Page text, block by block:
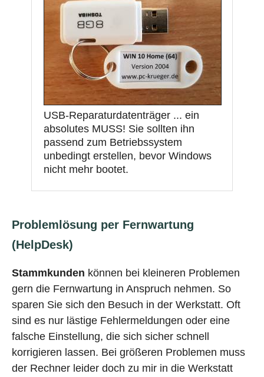
USB-Reparaturdatenträger ... ein
absolutes MUSS! Sie sollten ihn
passend zum Betriebssystem
unbedingt erstellen, bevor Windows
nicht mehr bootet.
Problemlösung per Fernwartung
(HelpDesk)
Stammkunden können bei kleineren Problemen
gern die Fernwartung in Anspruch nehmen. So
sparen Sie sich den Besuch in der Werkstatt. Oft
sind es nur lästige Fehlermeldungen oder eine
falsche Einstellung, die sich sicher schnell
korrigieren lassen. Bei größeren Problemen muss
der Rechner leider doch zu mir in die Werkstatt